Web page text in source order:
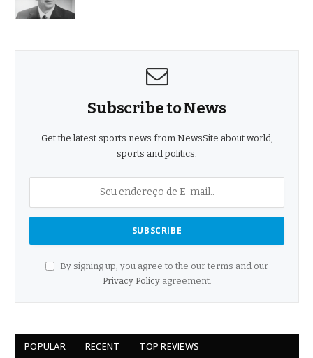
Subscribe to News
Get the latest sports news from NewsSite about world,
sports and politics.
By signing up, you agree to the our terms and our
Privacy Policyagreement.
POPULAR RECENT TOP REVIEWS